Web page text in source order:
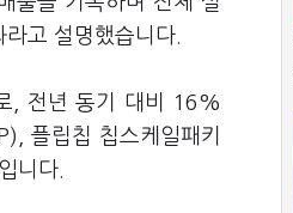
고 설명했습니다.
, 전년 동기 대비 16%
플립칩 칩스케일패키
니다.